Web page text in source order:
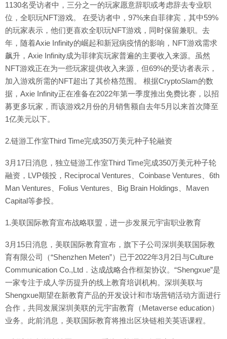
1130名受访者中，三分之一的玩家愿意辞职或考虑辞去专业职
位，全职玩NFT游戏。 在受访者中，97%来自菲律宾，其中59%
的玩家表示，他们更喜欢全职玩NFT游戏，同时保留兼职。去
年，随着Axie Infinity的崛起和新冠病疫情的影响，NFT游戏需求
飙升，Axie Infinity成为菲律宾玩家普遍的主要收入来源。虽然
NFT游戏正在为一些玩家提供收入来源，但69%的受访者表示，
加入游戏所需的NFT超出了其价格范围。 根据CryptoSlam的数
据，Axie Infinity正在准备在2022年第一季度推出免费比赛，以招
募更多玩家，而该游戏2月份的月销售额自去年5月以来首次降至
1亿美元以下。
2.链游工作室Third Time完成350万美元种子轮融资
3月17日消息，独立链游工作室Third Time完成350万美元种子轮
融资，LVP领投，Reciprocal Ventures、Coinbase Ventures、6th
Man Ventures、Folius Ventures、Big Brain Holdings、Maven
Capital等参投。
1.美联国际教育宣布战略联盟，进一步发展元宇宙职业教育
3月15日消息，美联国际教育宣布，旗下子公司深圳美联国际教
育有限公司（“Shenzhen Meten”）已于2022年3月2日与Culture
Communication Co.,Ltd．达成战略合作框架协议。“Shengxue”是
一家专注于成人学历提升的线上教育培训机构。深圳美联与
Shengxue期望在新教育产品的开发设计和市场营销活动方面进行
合作，共同发展深圳美联的元宇宙教育（Metaverse education）
业务。此前消息，美联国际教育将推出区块链相关英语课程。